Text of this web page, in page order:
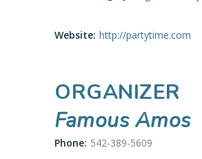
Website: http://partytime.com
ORGANIZER
Famous Amos
Phone: 542-389-5609